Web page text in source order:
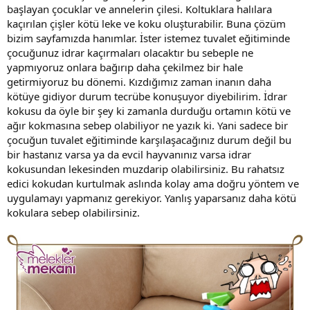
başlayan çocuklar ve annelerin çilesi. Koltuklara halılara
kaçırılan çişler kötü leke ve koku oluşturabilir. Buna çözüm
bizim sayfamızda hanımlar. İster istemez tuvalet eğitiminde
çocuğunuz idrar kaçırmaları olacaktır bu sebeple ne
yapmıyoruz onlara bağırıp daha çekilmez bir hale
getirmiyoruz bu dönemi. Kızdığımız zaman inanın daha
kötüye gidiyor durum tecrübe konuşuyor diyebilirim. İdrar
kokusu da öyle bir şey ki zamanla durduğu ortamın kötü ve
ağır kokmasına sebep olabiliyor ne yazık ki. Yani sadece bir
çocuğun tuvalet eğitiminde karşılaşacağınız durum değil bu
bir hastanız varsa ya da evcil hayvanınız varsa idrar
kokusundan lekesinden muzdarip olabilirsiniz. Bu rahatsız
edici kokudan kurtulmak aslında kolay ama doğru yöntem ve
uygulamayı yapmanız gerekiyor. Yanlış yaparsanız daha kötü
kokulara sebep olabilirsiniz.